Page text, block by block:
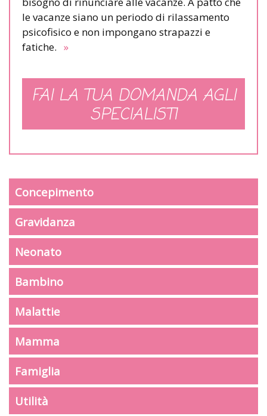
le vacanze siano un periodo di rilassamento
psicofisico e non impongano strapazzi e
fatiche. »
FAI LA TUA DOMANDA AGLI
SPECIALISTI
Concepimento
Gravidanza
Neonato
Bambino
Malattie
Mamma
Famiglia
Utilità